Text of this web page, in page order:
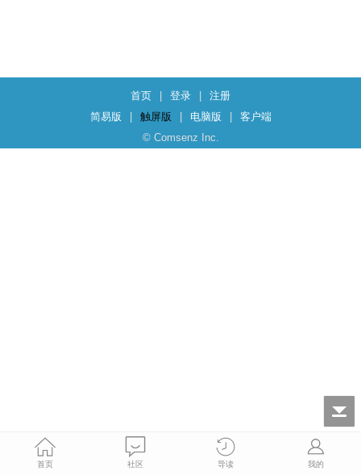
首页 登录
注册
简易版
触屏版 电脑版
客户端
© Comsenz Inc.
首页 社区 导读 我的